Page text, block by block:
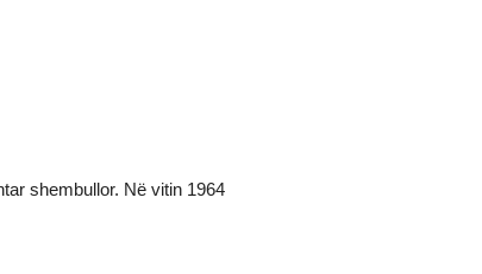
shembullor. Në vitin 1964